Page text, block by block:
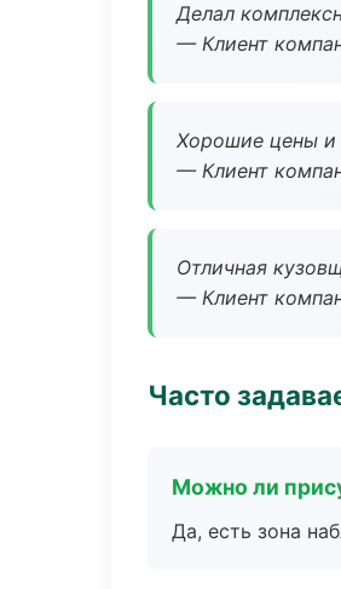
Делал
— Клиент
Хорошие цены и
— Клиент
Отличная
— Клиент
Часто
Можно ли
Да, есть зона